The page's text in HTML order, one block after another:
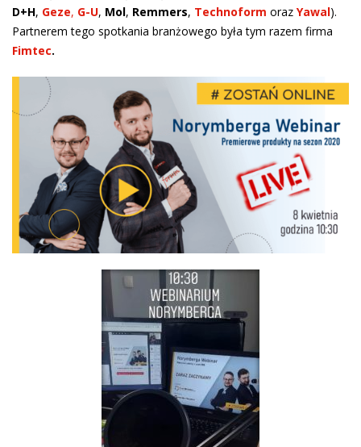
D+H, Geze, G-U, Mol, Remmers, Technoform oraz Yawal).
Partnerem tego spotkania branżowego była tym razem firma
Fimtec.